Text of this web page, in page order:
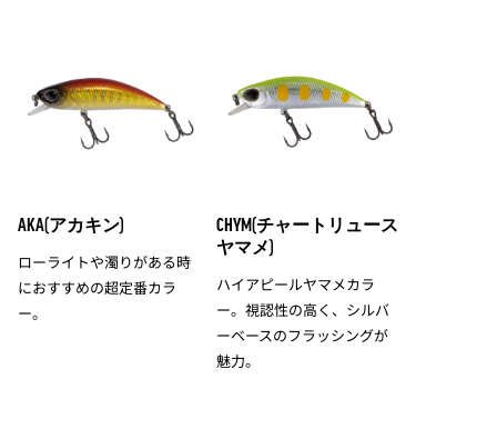
AKA(アカキン)
ローライトや濁りがある時
におすすめの超定番カラ
ー。
CHYM(チャートリュース
ヤマメ)
ハイアピールヤマメカラ
ー。視認性の高く、シルバ
ーベースのフラッシングが
魅力。